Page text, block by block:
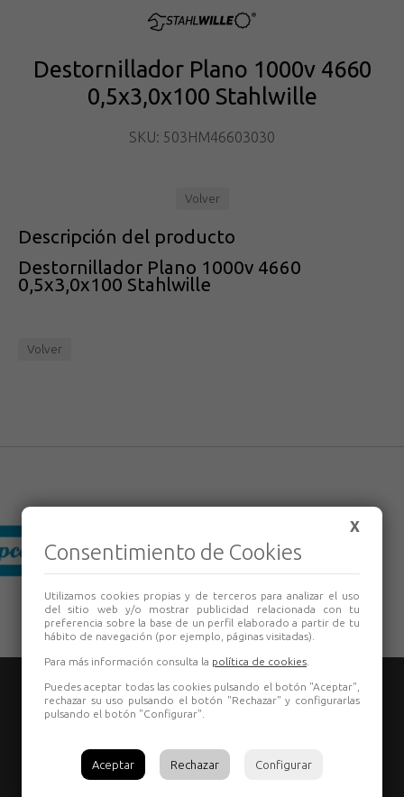
Destornillador Plano 1000v 4660
0,5x3,0x100 Stahlwille
SKU: 503HM46603030
Volver
Descripción del producto
Destornillador Plano 1000v 4660
0,5x3,0x100 Stahlwille
Volver
TIENDA:
X
Consentimiento de Cookies
Utilizamos cookies propias y de terceros para analizar el uso
del sitio web y/o mostrar publicidad relacionada con tu
preferencia sobre la base de un perfil elaborado a partir de tu
hábito de navegación (por ejemplo, páginas visitadas).
Para más información consulta la política de cookies
Puedes aceptar todas las cookies pulsando el botón "Aceptar",
rechazar su uso pulsando el botón "Rechazar" y configurarlas
pulsando el botón "Configurar".
Aceptar Rechazar Configurar